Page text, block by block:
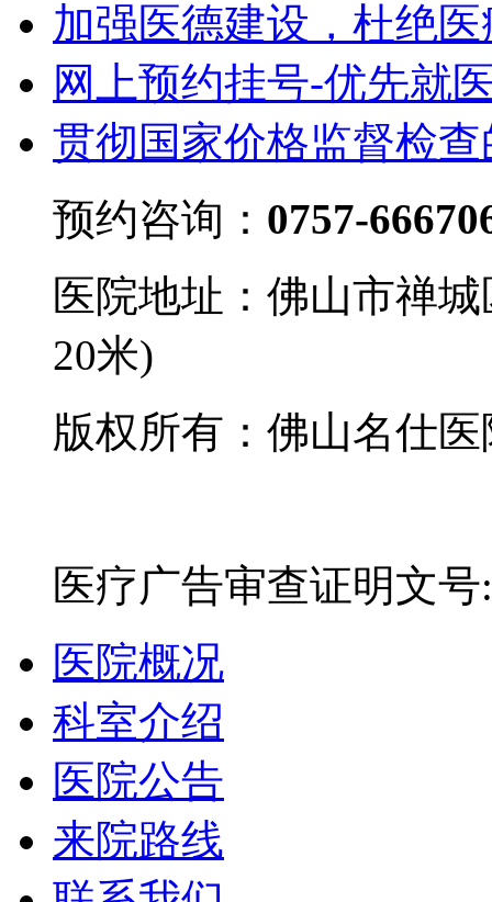
加强医德建设，杜绝
网上预约挂号-优先就
贯彻国家价格监督检
预约咨询： 0757-
医院地址：佛山市禅
20米)
版权所有：佛山名仕
医疗广告审查证明文
医院概况
科室介绍
医院公告
来院路线